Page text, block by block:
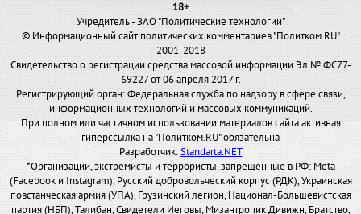
18+
Учредитель - ЗАО "Политические технологии"
© Информационный сайт политических комментариев "Политком.RU"
2001-2018
Свидетельство о регистрации средства массовой информации Эл № ФС77-
69227 от 06 апреля 2017 г.
Регистрирующий орган: Федеральная служба по надзору в сфере связи,
информационных технологий и массовых коммуникаций.
При полном или частичном использовании материалов сайта активная
гиперссылка на "Политком.RU" обязательна
Разработчик:Standarta.NET
*Организации, экстремисты и террористы, запрещенные в РФ: Meta
(Facebook и Instagram), Русский добровольческий корпус (РДК), Украинская
повстанческая армия (УПА), Грузинский легион, Национал-Большевистская
партия (НБП), Талибан, Свидетели Иеговы, Мизантропик Дивижн, Братство,